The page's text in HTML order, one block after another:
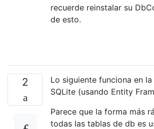
recuerde reinstalar su
de esto.
2
Lo siguiente funciona en
SQLite (usando Entity
Parece que la forma más
todas las tablas de db es